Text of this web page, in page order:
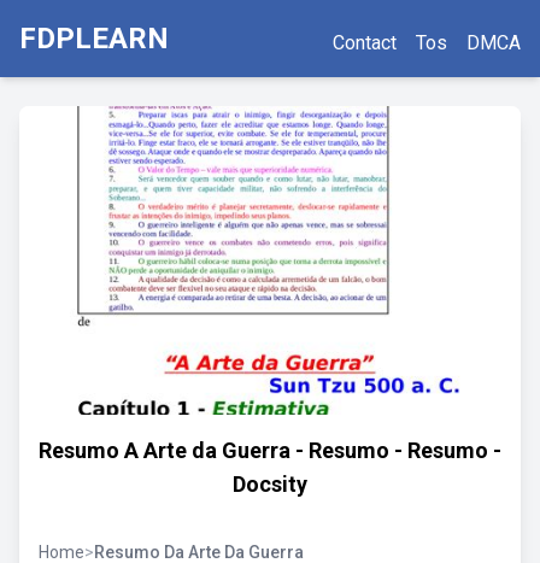
FDPLEARN Contact Tos DMCA
Resumo A Arte da Guerra - Resumo - Resumo -
Docsity
Home>Resumo Da Arte Da Guerra